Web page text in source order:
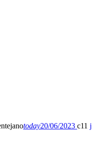
today20/06/2023 11